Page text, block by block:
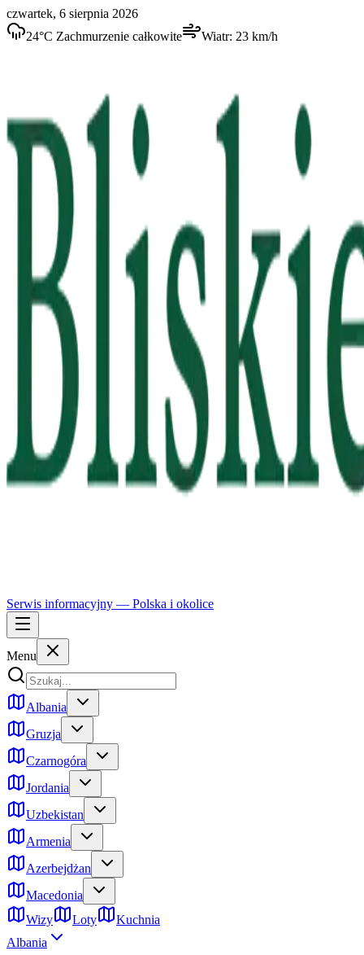
czwartek, 6 sierpnia 2026
24°C Zachmurzenie całkowite Wiatr: 23 km/h
Serwis informacyjny — Polska i okolice
Menu
Albania
Gruzja
Czarnogóra
Jordania
Uzbekistan
Armenia
Azerbejdżan
Macedonia
Wizy
Loty
Kuchnia
Albania